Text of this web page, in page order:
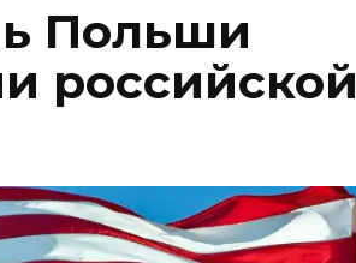
Польши
российской